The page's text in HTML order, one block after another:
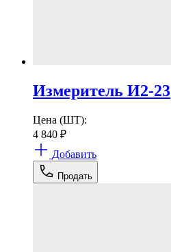
Измеритель И2-23
Цена (ШТ):
4 840 ₽
Добавить
Продать